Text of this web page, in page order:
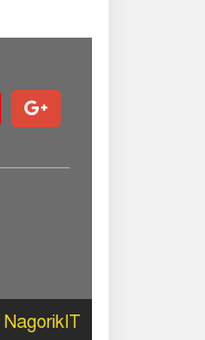
NagorikIT